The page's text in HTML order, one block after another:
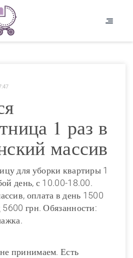
1 раз в
массив
для уборки квартиры 1
день, с 10.00-18.00.
оплата в день 1500
5600 грн. Обязанности:
принимаем. Есть